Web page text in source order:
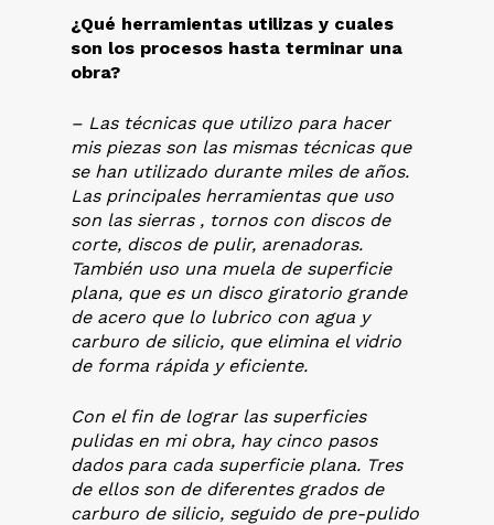
¿Qué herramientas utilizas y cuales
son los procesos hasta terminar una
obra?
– Las técnicas que utilizo para hacer
mis piezas son las mismas técnicas que
se han utilizado durante miles de años.
Las principales herramientas que uso
son las sierras , tornos con discos de
corte, discos de pulir, arenadoras.
También uso una muela de superficie
plana, que es un disco giratorio grande
de acero que lo lubrico con agua y
carburo de silicio, que elimina el vidrio
de forma rápida y eficiente.
Con el fin de lograr las superficies
pulidas en mi obra, hay cinco pasos
dados para cada superficie plana. Tres
de ellos son de diferentes grados de
carburo de silicio, seguido de pre-pulido